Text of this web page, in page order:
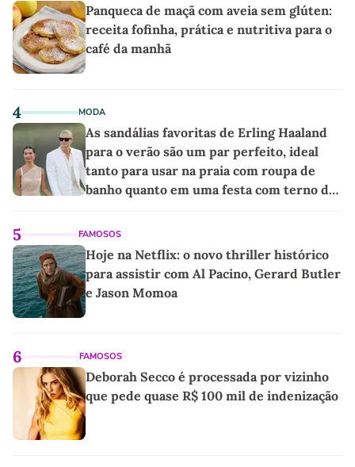
Panqueca de maçã com aveia sem glúten:
receita fofinha, prática e nutritiva para o
café da manhã
4 MODA
As sandálias favoritas de Erling Haaland
para o verão são um par perfeito, ideal
tanto para usar na praia com roupa de
banho quanto em uma festa com terno de
5 FAMOSOS
Hoje na Netflix: o novo thriller histórico
para assistir com Al Pacino, Gerard Butler
e Jason Momoa
6 FAMOSOS
Deborah Secco é processada por vizinho
que pede quase R$ 100 mil de indenização